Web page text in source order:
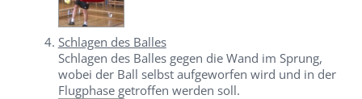
Schlagen des Balles
Schlagen des Balles gegen die Wand im Sprung,
wobei der Ball selbst aufgeworfen wird und in der
Flugphase getroffen werden soll.